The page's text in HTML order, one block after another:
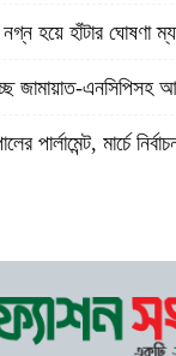
হয়ে হাঁটার ঘোষণা
জামায়াত-এনসিপিসহ
পার্লামেন্ট, মার্চে